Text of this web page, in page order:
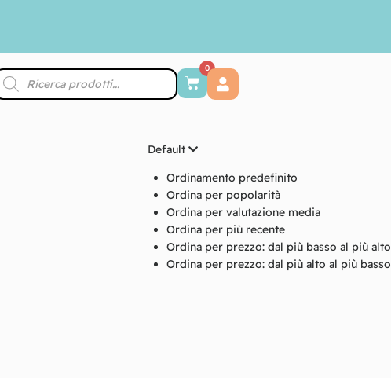
0
Default
Ordinamento predefinito
Ordina per popolarità
Ordina per valutazione media
Ordina per più recente
Ordina per prezzo: dal più basso al più alto
Ordina per prezzo: dal più alto al più basso